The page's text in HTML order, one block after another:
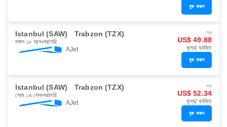
বুক করুন
Istanbul (SAW) Trabzon (TZX)
মঙ্গল ১৮ আগ সরাসরি
AJet
শুরু
US$ 49.88
মূল্য/ ব্যক্তি
বুক করুন
Istanbul (SAW) Trabzon (TZX)
সোম ১৪ সেপ সরাসরি
AJet
শুরু
US$ 52.34
মূল্য/ ব্যক্তি
বুক করুন